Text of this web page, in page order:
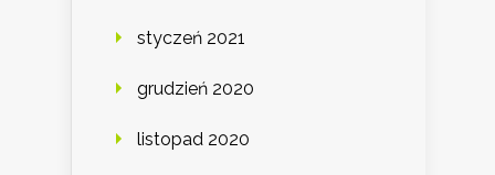
styczeń 2021
grudzień 2020
listopad 2020